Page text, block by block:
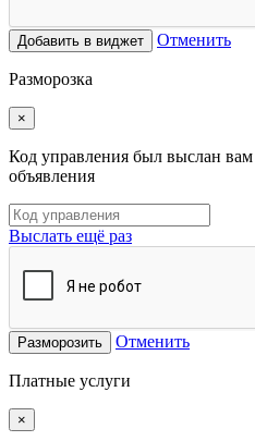
Добавить в виджет Отменить
Разморозка
×
Код управления был выслан
объявления
Выслать ещё раз
Разморозить Отменить
Платные услуги
×